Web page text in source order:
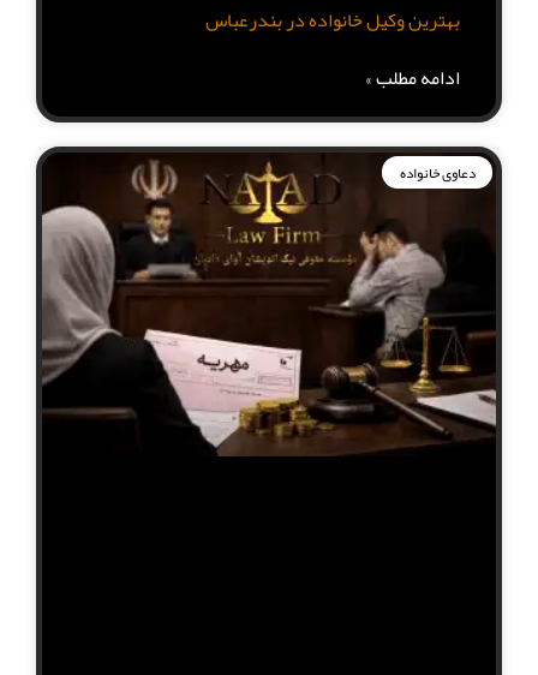
بهترین وکیل خانواده در بندرعباس
ادامه مطلب »
دعاوی خانواده